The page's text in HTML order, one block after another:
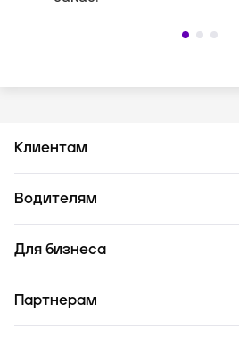
Клиентам
Водителям
Для бизнеса
Партнерам